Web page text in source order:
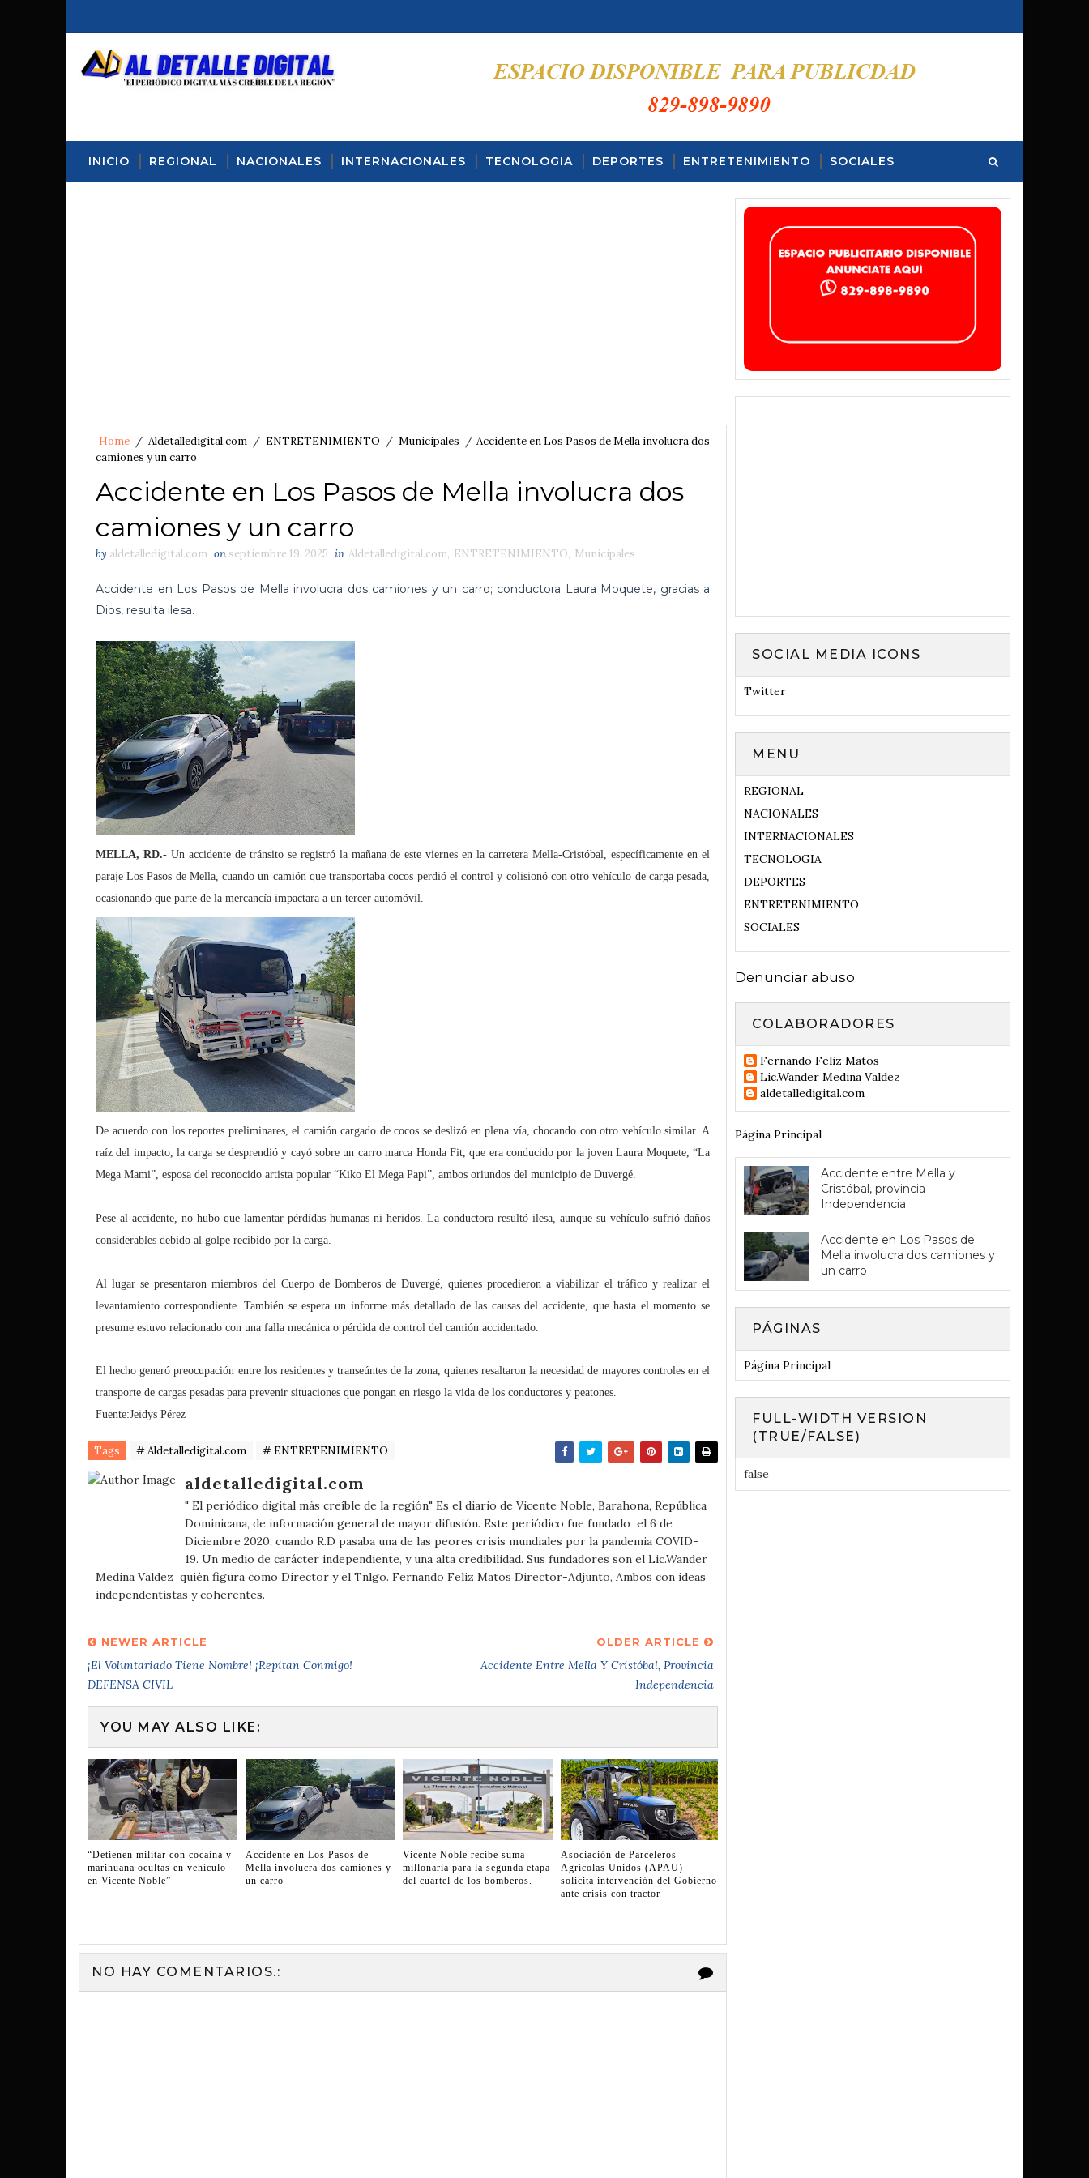
INICIO REGIONAL NACIONALES INTERNACIONALES TECNOLOGIA DEPORTES ENTRETENIMIENTO SOCIALES
Home / Aldetalledigital.com / ENTRETENIMIENTO / Municipales / Accidente en Los Pasos de Mella involucra dos
camiones y un carro
Accidente en Los Pasos de Mella involucra dos
camiones y un carro
by aldetalledigital.com on septiembre 19, 2025 in Aldetalledigital.com, ENTRETENIMIENTO, Municipales
Accidente en Los Pasos de Mella involucra dos camiones y un carro; conductora Laura Moquete, gracias a
Dios, resulta ilesa.
MELLA, RD.- Un accidente de tránsito se registró la mañana de este viernes en la carretera Mella-Cristóbal, específicamente en el
paraje Los Pasos de Mella, cuando un camión que transportaba cocos perdió el control y colisionó con otro vehículo de carga pesada,
ocasionando que parte de la mercancía impactara a un tercer automóvil.
De acuerdo con los reportes preliminares, el camión cargado de cocos se deslizó en plena vía, chocando con otro vehículo similar. A
raíz del impacto, la carga se desprendió y cayó sobre un carro marca Honda Fit, que era conducido por la joven Laura Moquete, “La
Mega Mami”, esposa del reconocido artista popular “Kiko El Mega Papi”, ambos oriundos del municipio de Duvergé.
Pese al accidente, no hubo que lamentar pérdidas humanas ni heridos. La conductora resultó ilesa, aunque su vehículo sufrió daños
considerables debido al golpe recibido por la carga.
Al lugar se presentaron miembros del Cuerpo de Bomberos de Duvergé, quienes procedieron a viabilizar el tráfico y realizar el
levantamiento correspondiente. También se espera un informe más detallado de las causas del accidente, que hasta el momento se
presume estuvo relacionado con una falla mecánica o pérdida de control del camión accidentado.
El hecho generó preocupación entre los residentes y transeúntes de la zona, quienes resaltaron la necesidad de mayores controles en el
transporte de cargas pesadas para prevenir situaciones que pongan en riesgo la vida de los conductores y peatones.
Fuente:Jeidys Pérez
Tags # Aldetalledigital.com # ENTRETENIMIENTO
aldetalledigital.com
" El periódico digital más creíble de la región" Es el diario de Vicente Noble, Barahona, República
Dominicana, de información general de mayor difusión. Este periódico fue fundado el 6 de
Diciembre 2020, cuando R.D pasaba una de las peores crisis mundiales por la pandemia COVID-
19. Un medio de carácter independiente, y una alta credibilidad. Sus fundadores son el Lic.Wander
Medina Valdez quién figura como Director y el Tnlgo. Fernando Feliz Matos Director-Adjunto, Ambos con ideas
independentistas y coherentes.
NEWER ARTICLE
¡El Voluntariado Tiene Nombre! ¡Repitan Conmigo!
DEFENSA CIVIL
OLDER ARTICLE
Accidente Entre Mella Y Cristóbal, Provincia
Independencia
YOU MAY ALSO LIKE:
“Detienen militar con cocaína y
marihuana ocultas en vehículo
en Vicente Noble”
Accidente en Los Pasos de
Mella involucra dos camiones y
un carro
Vicente Noble recibe suma
millonaria para la segunda etapa
del cuartel de los bomberos.
Asociación de Parceleros
Agrícolas Unidos (APAU)
solicita intervención del Gobierno
ante crisis con tractor
NO HAY COMENTARIOS.:
SOCIAL MEDIA ICONS
Twitter
MENU
REGIONAL
NACIONALES
INTERNACIONALES
TECNOLOGIA
DEPORTES
ENTRETENIMIENTO
SOCIALES
Denunciar abuso
COLABORADORES
Fernando Feliz Matos
Lic.Wander Medina Valdez
aldetalledigital.com
Página Principal
Accidente entre Mella y
Cristóbal, provincia
Independencia
Accidente en Los Pasos de
Mella involucra dos camiones y
un carro
PÁGINAS
Página Principal
FULL-WIDTH VERSION
(TRUE/FALSE)
false